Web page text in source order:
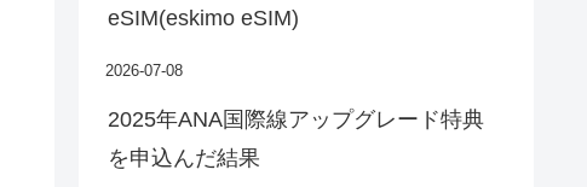
eSIM(eskimo eSIM)
2026-07-08
2025年ANA国際線アップグレード特典
を申込んだ結果